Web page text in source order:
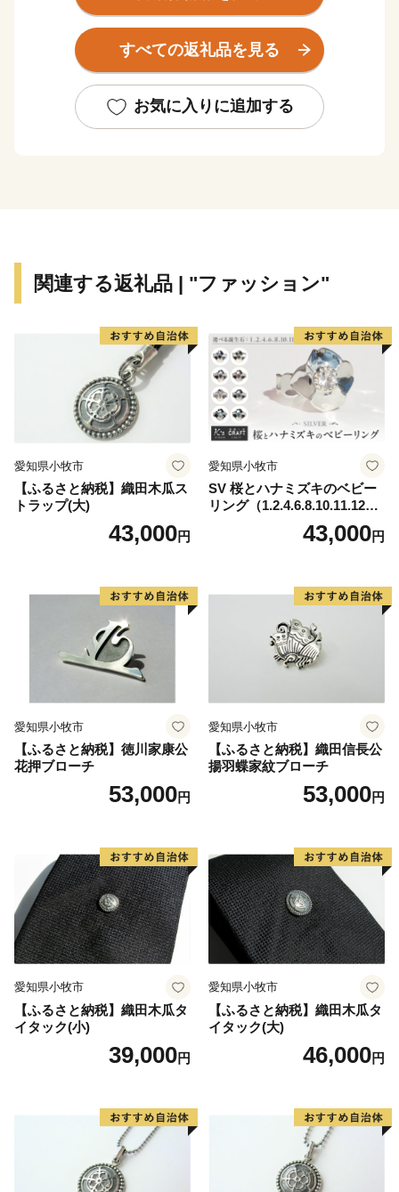
古くから上方文化と交流し米と紅花で栄えた河北町
は、現在でもその面影を残しつつ、「はえぬき」やブラ
ンド米「つや姫」などのお米、極上の霜降りがたまらな
の果物等、魅力あふれる食の町として栄えています。
山形空港を表玄関とし、山形新幹線のさくらんぼ東根
すべての返礼品を見る
お気に入りに追加する
関連する返礼品 | "ファッション"
愛知県小牧市
【ふるさと納税】織田木瓜ス
トラップ(大)
43,000円
愛知県小牧市
SV 桜とハナミズキのベビー
リング（1.2.4.6.8.10.11.12
43,000円
愛知県小牧市
【ふるさと納税】徳川家康公
花押ブローチ
53,000円
愛知県小牧市
【ふるさと納税】織田信長公
揚羽蝶家紋ブローチ
53,000円
愛知県小牧市
【ふるさと納税】織田木瓜タ
イタック(小)
39,000円
愛知県小牧市
【ふるさと納税】織田木瓜タ
イタック(大)
46,000円